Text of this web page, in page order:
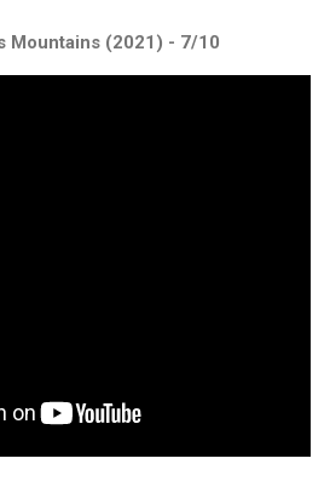
Mountains (2021) - 7/10